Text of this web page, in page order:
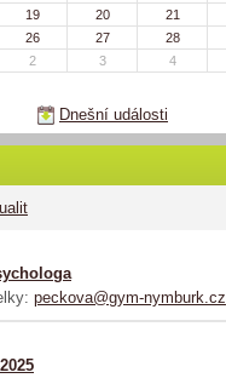
19 20 21
26 27 28
2 3 4
Dnešní události
peckova@gym-nymburk.cz